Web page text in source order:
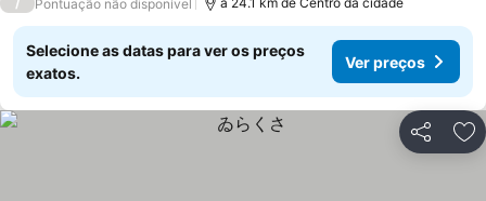
Pontuação não disponível
Selecione as datas para ver os preços
exatos.
Ver preços
Partilhar